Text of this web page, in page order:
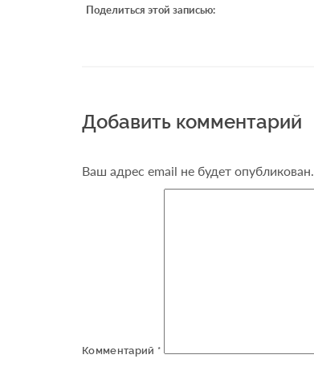
Поделиться этой записью:
Добавить комментарий
Ваш адрес email не будет опубликован.
Комментарий *